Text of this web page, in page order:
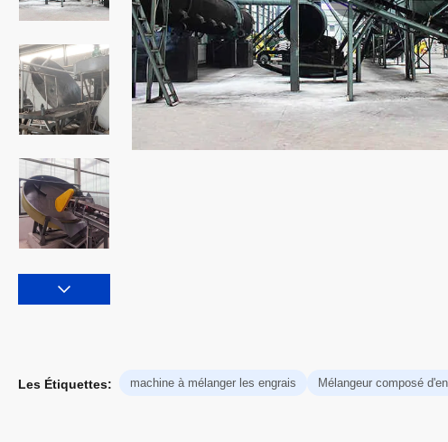
Les Étiquettes: machine à mélanger les engrais Mélangeur composé